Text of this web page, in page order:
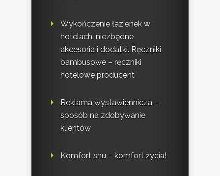
Wykończenie łazienek w
hotelach: niezbędne
akcesoria i dodatki. Ręczniki
bambusowe – ręczniki
hotelowe producent
Reklama wystawiennicza –
sposób na zdobywanie
klientów
Komfort snu – komfort życia!